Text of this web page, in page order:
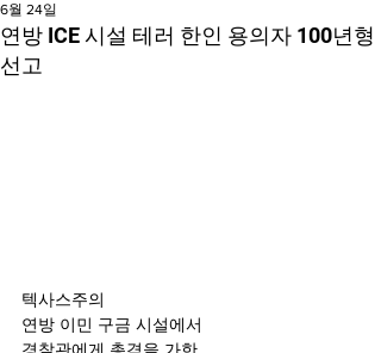
연방 ICE 시설 테러 한인 용의자 100년형
선고
6월 24일
텍사스주의
연방 이민 구금 시설에서
경찰관에게 총격을 가한